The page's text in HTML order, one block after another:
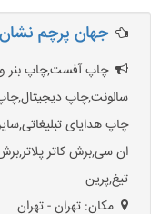
جهان پرچم
چاپ آفست,چاپ بنر
چاپ هدایای
ان سی,برش کاتر
تیغ,پرین
مکان: تهران - تهران